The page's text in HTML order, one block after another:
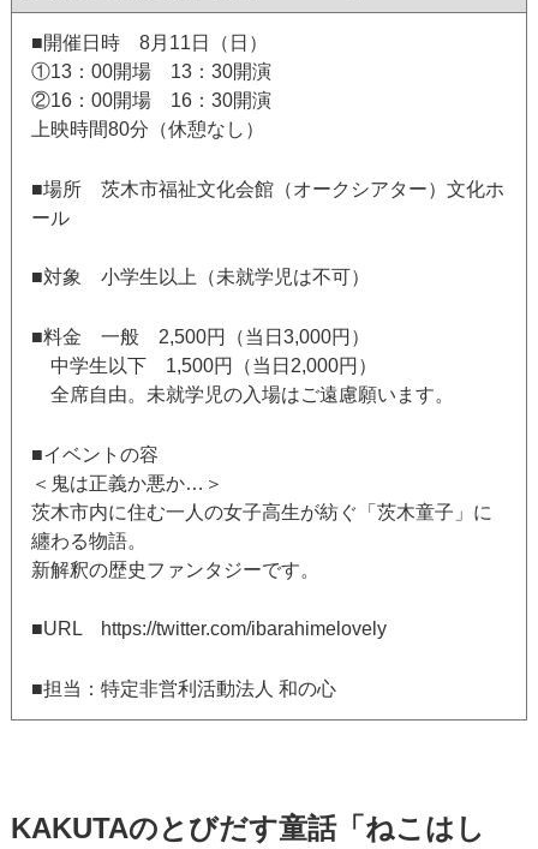
■開催日時 8月11日（日）
①13：00開場 13：30開演
②16：00開場 16：30開演
上映時間80分（休憩なし）
■場所 茨木市福祉文化会館（オークシアター）文化ホ
ール
■対象 小学生以上（未就学児は不可）
■料金 一般 2,500円（当日3,000円）
中学生以下 1,500円（当日2,000円）
全席自由。未就学児の入場はご遠慮願います。
■イベントの容
＜鬼は正義か悪か…＞
茨木市内に住む一人の女子高生が紡ぐ「茨木童子」に
纏わる物語。
新解釈の歴史ファンタジーです。
■URL https://twitter.com/ibarahimelovely
■担当：特定非営利活動法人 和の心
KAKUTAのとびだす童話「ねこはし